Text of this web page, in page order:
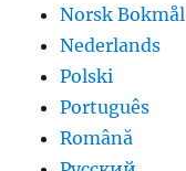
Norsk Bokmål
Nederlands
Polski
Português
Română